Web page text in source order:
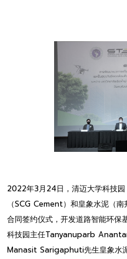
2022年3月24日，清迈大学科技
（SCG Cement）和皇象水泥（
合同签约仪式，开发道路智能环保
科技园主任Tanyanuparb
Manasit Sarigaphuti先生皇象水